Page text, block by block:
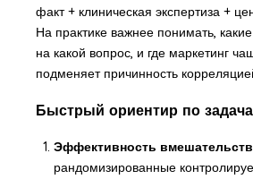
факт + клиническая экспертиза +
На практике важнее понимать,
на какой вопрос, и где маркетинг
подменяет причинность
Быстрый ориентир по
Эффективность
рандомизированные